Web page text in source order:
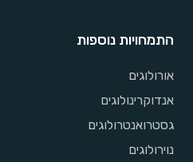
התמחויות נוספות
אורולוגים
אנדוקרינולוגים
גסטרואנטרולוגים
נוירולוגים